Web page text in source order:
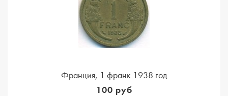
Франция, 1 франк 1938 год
100 руб